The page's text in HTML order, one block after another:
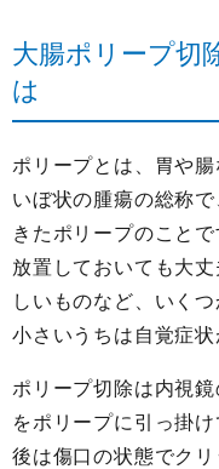
大腸ポリープ切
は
ポリープとは、胃や
いぼ状の腫瘍の総称
きたポリープのこと
放置しておいても大
しいものなど、いく
小さいうちは自覚症状
ポリープ切除は内視
をポリープに引っ掛
後は傷口の状態でク